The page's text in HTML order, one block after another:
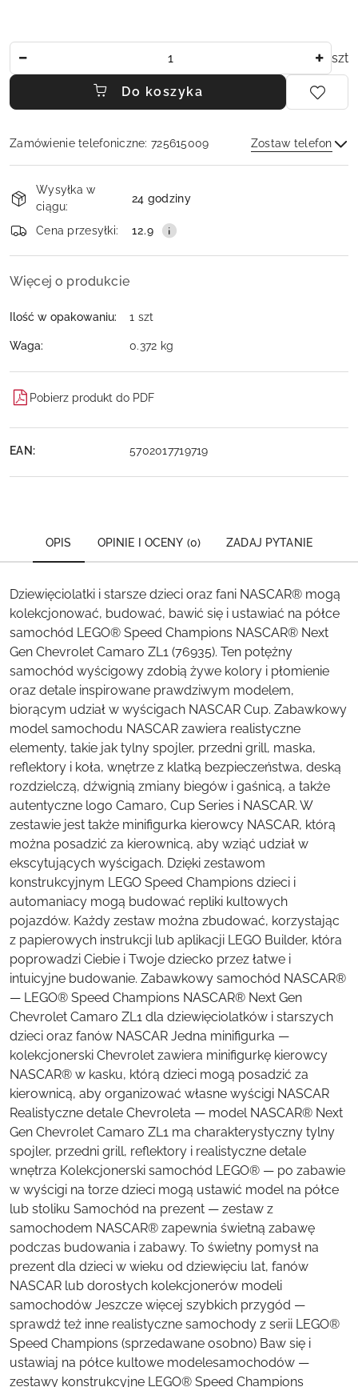
szt
Do koszyka
Zamówienie telefoniczne: 725615009 Zostaw telefon
i
dostawa
Wysyłka w
ciągu:
24 godziny
Cena przesyłki: 12.9
Więcej o produkcie
Ilość w opakowaniu: 1 szt
Waga: 0.372 kg
Pobierz produkt do PDF
EAN: 5702017719719
OPIS OPINIE I OCENY (0) ZADAJ PYTANIE
Dziewięciolatki i starsze dzieci oraz fani NASCAR® mogą
kolekcjonować, budować, bawić się i ustawiać na półce
samochód LEGO® Speed Champions NASCAR® Next
Gen Chevrolet Camaro ZL1 (76935). Ten potężny
samochód wyścigowy zdobią żywe kolory i płomienie
oraz detale inspirowane prawdziwym modelem,
biorącym udział w wyścigach NASCAR Cup. Zabawkowy
model samochodu NASCAR zawiera realistyczne
elementy, takie jak tylny spojler, przedni grill, maska,
reflektory i koła, wnętrze z klatką bezpieczeństwa, deską
rozdzielczą, dźwignią zmiany biegów i gaśnicą, a także
autentyczne logo Camaro, Cup Series i NASCAR. W
zestawie jest także minifigurka kierowcy NASCAR, którą
można posadzić za kierownicą, aby wziąć udział w
ekscytujących wyścigach. Dzięki zestawom
konstrukcyjnym LEGO Speed Champions dzieci i
automaniacy mogą budować repliki kultowych
pojazdów. Każdy zestaw można zbudować, korzystając
z papierowych instrukcji lub aplikacji LEGO Builder, która
poprowadzi Ciebie i Twoje dziecko przez łatwe i
intuicyjne budowanie. Zabawkowy samochód NASCAR®
— LEGO® Speed Champions NASCAR® Next Gen
Chevrolet Camaro ZL1 dla dziewięciolatków i starszych
dzieci oraz fanów NASCAR Jedna minifigurka —
kolekcjonerski Chevrolet zawiera minifigurkę kierowcy
NASCAR® w kasku, którą dzieci mogą posadzić za
kierownicą, aby organizować własne wyścigi NASCAR
Realistyczne detale Chevroleta — model NASCAR® Next
Gen Chevrolet Camaro ZL1 ma charakterystyczny tylny
spojler, przedni grill, reflektory i realistyczne detale
wnętrza Kolekcjonerski samochód LEGO® — po zabawie
w wyścigi na torze dzieci mogą ustawić model na półce
lub stoliku Samochód na prezent — zestaw z
samochodem NASCAR® zapewnia świetną zabawę
podczas budowania i zabawy. To świetny pomysł na
prezent dla dzieci w wieku od dziewięciu lat, fanów
NASCAR lub dorosłych kolekcjonerów modeli
samochodów Jeszcze więcej szybkich przygód —
sprawdź też inne realistyczne samochody z serii LEGO®
Speed Champions (sprzedawane osobno) Baw się i
ustawiaj na półce kultowe modelesamochodów —
zestawy konstrukcyjne LEGO® Speed Champions